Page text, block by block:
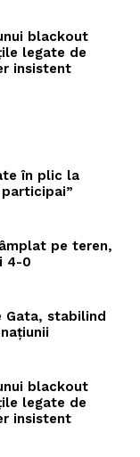
blackout
legate de
insistent
în plic la
pe teren,
4-0
Gata, stabilind
blackout
legate de
insistent